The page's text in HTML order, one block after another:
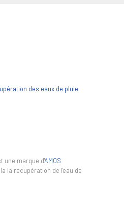
des eaux de pluie
une marque d'AMOS
la la récupération de l'eau de